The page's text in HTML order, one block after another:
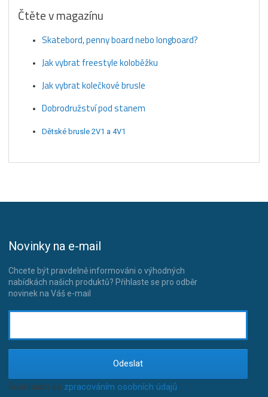
Čtěte v magazínu
Skatebord, penny board nebo longboard?
Jak vybrat freestyle koloběžku
Jak vybrat kolečkové brusle
Dobrodružství pod stanem
Dětské brusle 2V1 a 4V1
Novinky na e-mail
Chcete být pravdelně informováni o výhodných
nabídkách našich produktů? Přihlaste se pro odběr
novinek na Váš e-mail
Odeslat
Souhlasím se zpracováním osobních údajů.